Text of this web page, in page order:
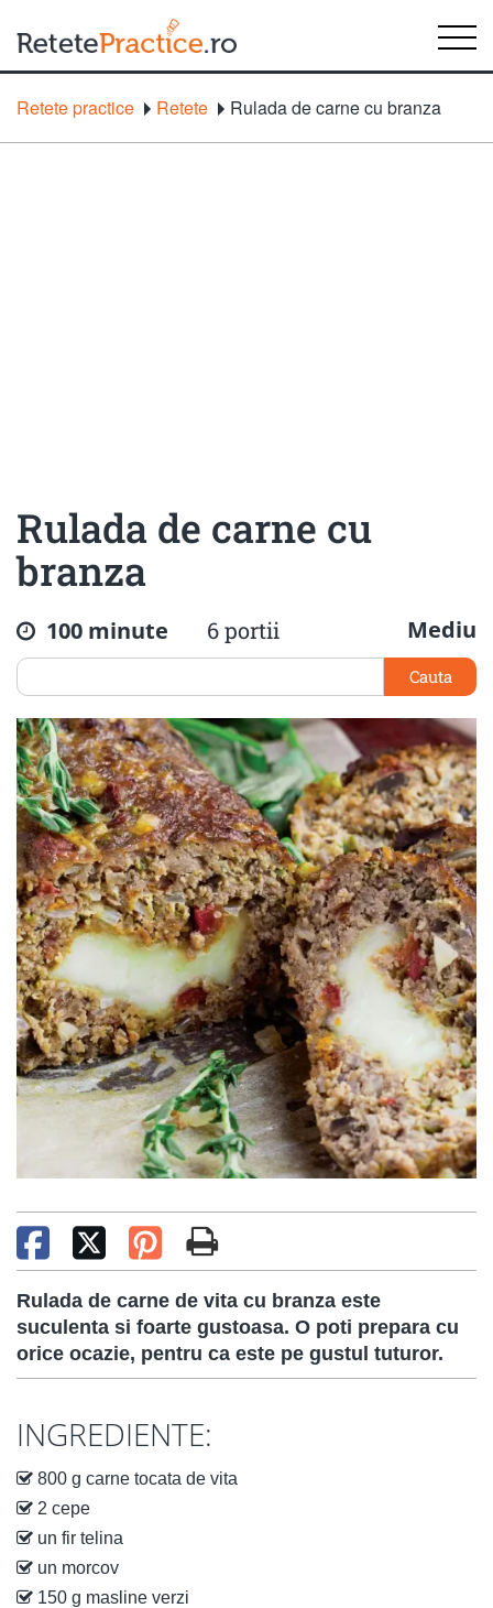
Retete practice Retete Rulada de carne cu branza
Rulada de carne cu
branza
100 minute 6 portii Mediu
Cauta
Rulada de carne de vita cu branza este
suculenta si foarte gustoasa. O poti prepara cu
orice ocazie, pentru ca este pe gustul tuturor.
INGREDIENTE:
800 g carne tocata de vita
2 cepe
un fir telina
un morcov
150 g masline verzi